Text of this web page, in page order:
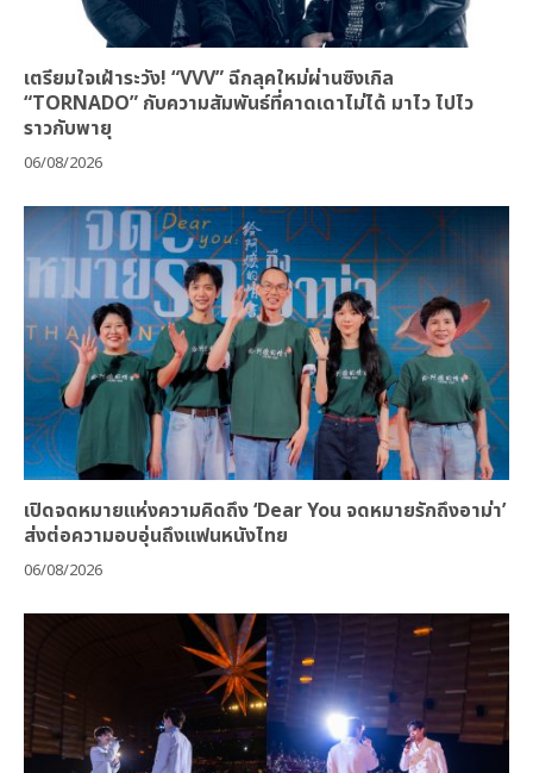
เตรียมใจเฝ้าระวัง! “VVV” ฉีกลุคใหม่ผ่านซิงเกิล
“TORNADO” กับความสัมพันธ์ที่คาดเดาไม่ได้ มาไว ไปไว
ราวกับพายุ
06/08/2026
เปิดจดหมายแห่งความคิดถึง ‘Dear You จดหมายรักถึงอาม่า’
ส่งต่อความอบอุ่นถึงแฟนหนังไทย
06/08/2026